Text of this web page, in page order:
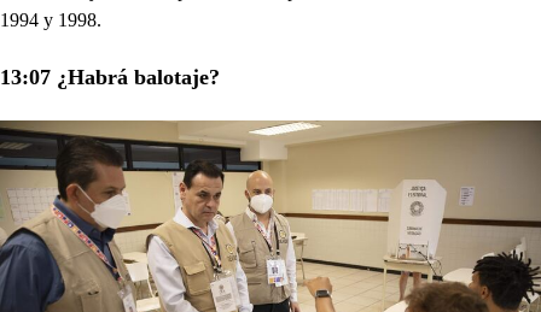
1994 y 1998.
13:07 ¿Habrá balotaje?